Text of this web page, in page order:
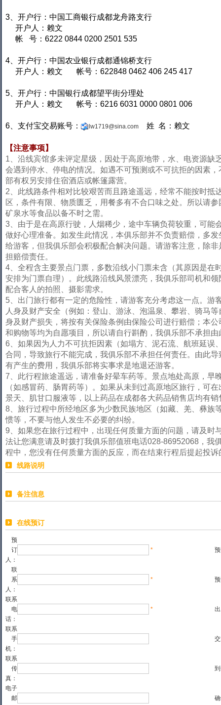
3、开户行：中国工商银行成都龙舟路支行
开户人：赖文
帐 号：6222 0844 0200 2501 535
4、开户行：中国农业银行成都通锦桥支行
开户人：赖文 帐号：622848 0462 406 245 417
5、开户行：中国银行成都望平街分理处
开户人：赖文 帐号：6216 6031 0000 0801 006
6、支付宝交易账号： lw1719@sina.com 姓 名：赖文
【注意事项】
1、沿线宾馆多未评定星级，因处于高原地带，水、电资源缺
会遇到停水、停电的情况。如遇不可预测或不可抗拒的因素
部有权另安排住宿酒店或帐篷露营。
2、此线路条件相对比较艰苦而且路途遥远，经常不能按时抵
区，条件有限、物质匮乏，用餐多有不合口味之处。所以请
矿泉水等食品以备不时之需。
3、由于是在高原行驶，人烟稀少，途中车辆负荷较重，可能
做好心理准备。如发生此情况，本俱乐部并不负责赔偿，多
给游客，但我俱乐部会积极配合解决问题。请游客注意，除
担赔偿责任。
4、全程含主要景点门票，多数沿线小门票未含（其原因是在
安排为门票自理）。此线路沿线风景漂亮，我俱乐部司机和
配合客人的拍照、摄影需求。
5、出门旅行都有一定的危险性，请游客充分考虑这一点。游
人身及财产安全（例如：登山、游泳、泡温泉、攀岩、骑马
身及财产损失，将按有关保险条例由保险公司进行赔偿；本
和购物等均为自愿项目，所以请自行斟酌，我俱乐部不承担
6、如果因为人力不可抗拒因素（如塌方、泥石流、航班延误
合同，导致旅行不能完成，我俱乐部不承担任何责任。由此
有产生的费用，我俱乐部将实事求是地退还游客。
7、此行程旅途遥远，请准备好晕车药等。景点地处高原，早
（如感冒药、肠胃药等）。如果从未到过高原地区旅行，可
景天、肌甘口服液等，以上药品在成都各大药品销售店均有
8、旅行过程中所经地区多为少数民族地区（如藏、羌、彝族
惯等，不要与他人发生不必要的纠纷。
9、如果您在旅行过程中，出现任何质量方面的问题，请及时
法让您满意请及时拨打我俱乐部值班电话028-86952068，我
程中，您没有任何质量方面的反应，而在结束行程后提起投
线路说明
备注信息
在线预订
预
订
人：
*
联
系
人：
*
联系
电
话：
*
联系
手
机：
联系
传
真：
电子
邮